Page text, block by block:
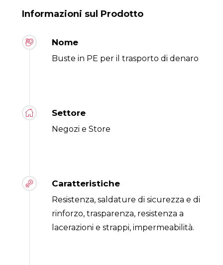
Informazioni sul Prodotto
Nome
Buste in PE per il trasporto di denaro
Settore
Negozi e Store
Caratteristiche
Resistenza, saldature di sicurezza e di
rinforzo, trasparenza, resistenza a
lacerazioni e strappi, impermeabilità.